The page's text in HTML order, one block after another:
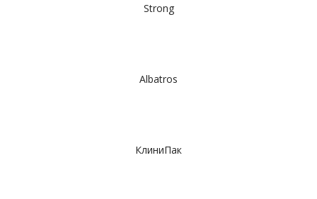
Strong
Albatros
КлиниПак